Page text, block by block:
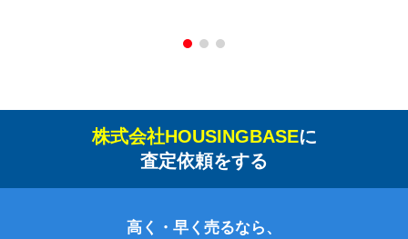
株式会社HOUSINGBASEに
査定依頼をする
高く・早く売るなら、